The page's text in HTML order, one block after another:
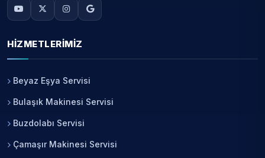
HIZMETLERIMIZ
Beyaz Eşya Servisi
Bulaşık Makinesi Servisi
Buzdolabı Servisi
Çamaşır Makinesi Servisi